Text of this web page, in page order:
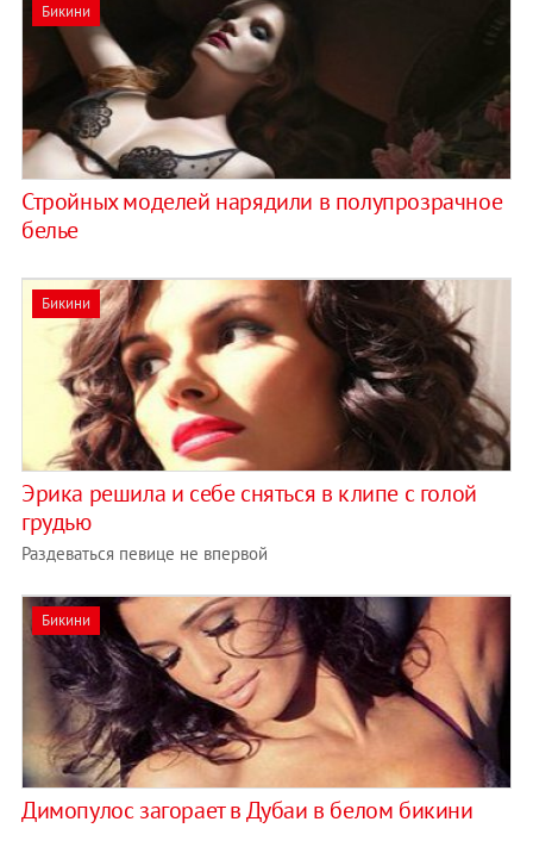
Бикини
Стройных моделей нарядили в полупрозрачное
белье
Бикини
Эрика решила и себе сняться в клипе с голой
грудью
Раздеваться певице не впервой
Бикини
Димопулос загорает в Дубаи в белом бикини